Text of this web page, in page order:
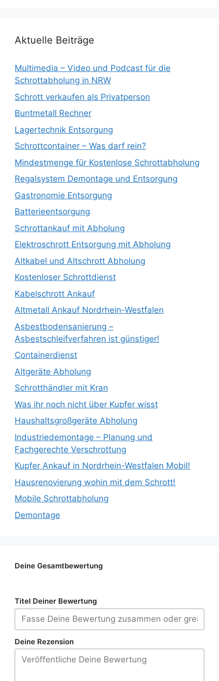
Aktuelle Beiträge
Multimedia – Video und Podcast für die
Schrottabholung in NRW
Schrott verkaufen als Privatperson
Buntmetall Rechner
Lagertechnik Entsorgung
Schrottcontainer – Was darf rein?
Mindestmenge für Kostenlose Schrottabholung
Regalsystem Demontage und Entsorgung
Gastronomie Entsorgung
Batterieentsorgung
Schrottankauf mit Abholung
Elektroschrott Entsorgung mit Abholung
Altkabel und Altschrott Abholung
Kostenloser Schrottdienst
Kabelschrott Ankauf
Altmetall Ankauf Nordrhein-Westfalen
Asbestbodensanierung –
Asbestschleifverfahren ist günstiger!
Containerdienst
Altgeräte Abholung
Schrotthändler mit Kran
Was ihr noch nicht über Kupfer wisst
Haushaltsgroßgeräte Abholung
Industriedemontage – Planung und
Fachgerechte Verschrottung
Kupfer Ankauf in Nordrhein-Westfalen Mobil!
Hausrenovierung wohin mit dem Schrott!
Mobile Schrottabholung
Demontage
Deine Gesamtbewertung
Titel Deiner Bewertung
Deine Rezension